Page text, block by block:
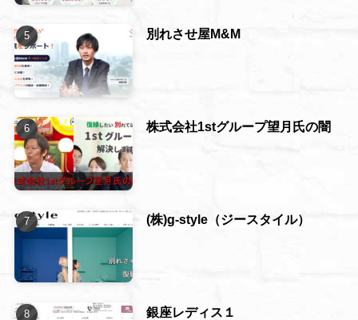
別れさせ屋M&M
株式会社1stグループ望月氏の闇
(株)g-style（ジースタイル）
銀座レディス１